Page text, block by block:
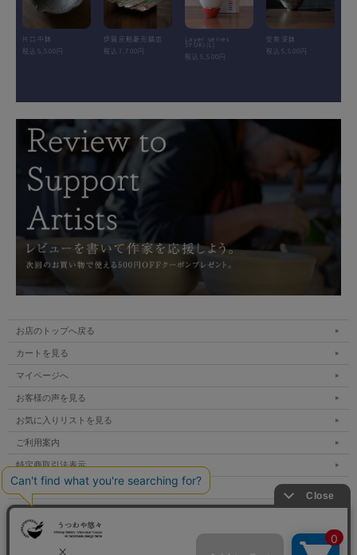
片口中鉢
税込5,500円
伊賀灰釉菱形鎬皿
税込7,700円
Layer.series
SYUKI(L)
税込5,500円
安南深鉢
税込5,500円
お店のトップへ戻る
カートを見る
マイページへ
お客様の声を見る
お気に入りリストを見る
ご利用案内
特定商取引法表示
個人情報の取扱い
サイトマップ
メルマガ登録